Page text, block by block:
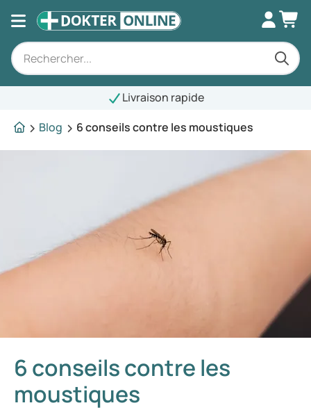
Livraison rapide
Blog
6 conseils contre les moustiques
6 conseils contre les
moustiques